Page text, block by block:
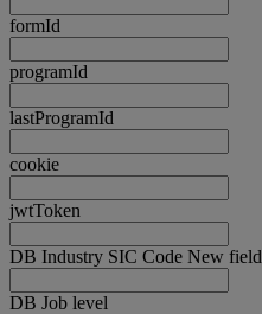
formId
programId
lastProgramId
cookie
jwtToken
DB Industry SIC Code New field
DB Job level